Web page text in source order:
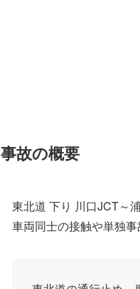
事故の概要
東北道 下り 川口JCT～
車両同士の接触や単独事